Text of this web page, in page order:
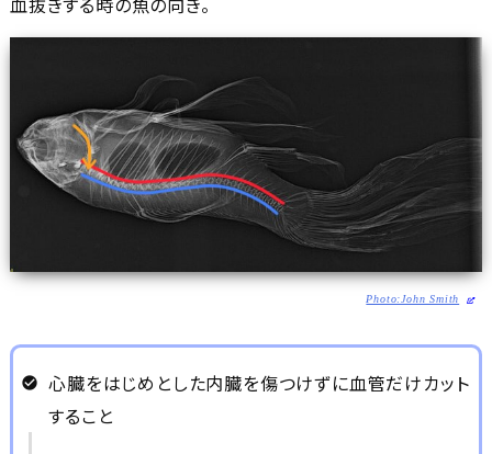
Photo:John Smith
心臓をはじめとした内臓を傷つけずに血管だけカット
すること